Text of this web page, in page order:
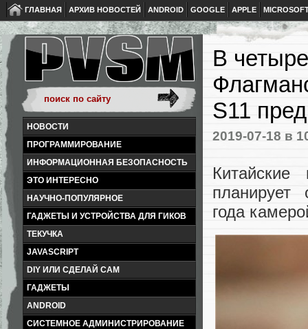
ГЛАВНАЯ АРХИВ НОВОСТЕЙ ANDROID GOOGLE APPLE
НОВОСТИ
ПРОГРАММИРОВАНИЕ
ИНФОРМАЦИОННАЯ БЕЗОПАСНОСТЬ
ЭТО ИНТЕРЕСНО
НАУЧНО-ПОПУЛЯРНОЕ
ГАДЖЕТЫ И УСТРОЙСТВА ДЛЯ ГИКОВ
ТЕКУЧКА
JAVASCRIPT
DIY ИЛИ СДЕЛАЙ САМ
ГАДЖЕТЫ
ANDROID
СИСТЕМНОЕ АДМИНИСТРИРОВАНИЕ
В
S11
2019-07-18 в
планирует
года